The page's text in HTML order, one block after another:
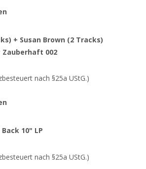
+ Susan Brown (2 Tracks)
Zauberhaft 002
nach §25a UStG.)
10" LP
nach §25a UStG.)